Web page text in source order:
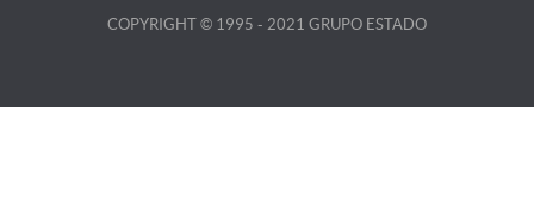
COPYRIGHT © 1995 - 2021 GRUPO ESTADO